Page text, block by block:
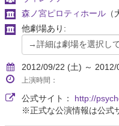
森ノ宮ピロティホール （
他劇場あり:
2012/09/22 (土) ～ 2012/
上演時間：
公式サイト： http://
※正式な公演情報は公式